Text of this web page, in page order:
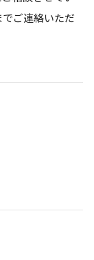
ご連絡いただ